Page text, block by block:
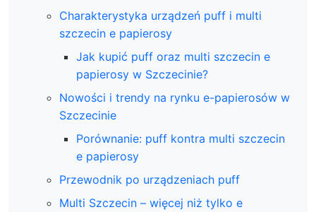
Charakterystyka urządzeń puff i multi
szczecin e papierosy
Jak kupić puff oraz multi szczecin e
papierosy w Szczecinie?
Nowości i trendy na rynku e-papierosów w
Szczecinie
Porównanie: puff kontra multi szczecin
e papierosy
Przewodnik po urządzeniach puff
Multi Szczecin – więcej niż tylko e